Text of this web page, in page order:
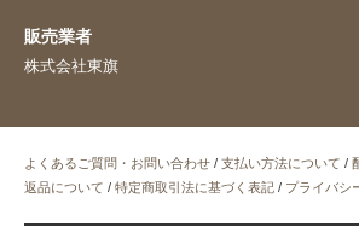
販売業者
株式会社東旗
よくあるご質問・お問い合わせ / 支払い方法について /
返品について / 特定商取引法に基づく表記 / プライバシ